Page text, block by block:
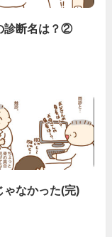
診断名は？②
ゃなかった(完)